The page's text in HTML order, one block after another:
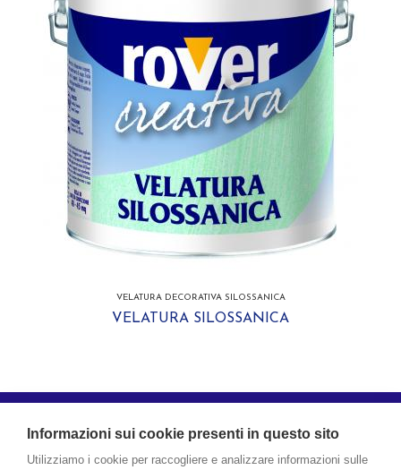
VELATURA DECORATIVA SILOSSANICA
VELATURA SILOSSANICA
19 - 16121 Genova
INDUSTRIAL DO NORTE, S.A.
Informazioni sui cookie presenti in questo sito
Utilizziamo i cookie per raccogliere e analizzare informazioni sulle